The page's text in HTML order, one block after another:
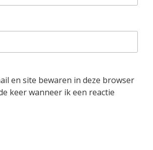
en site bewaren in deze browser
keer wanneer ik een reactie